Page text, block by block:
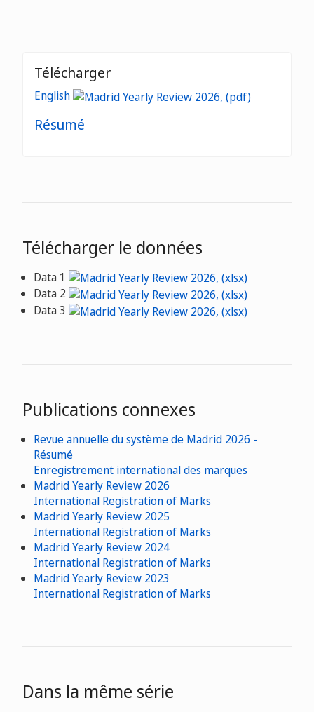
Télécharger
English
Résumé
Télécharger le données
Data 1
Data 2
Data 3
Publications connexes
Revue annuelle du système de Madrid 2026 -
Résumé
Enregistrement international des marques
Madrid Yearly Review 2026
International Registration of Marks
Madrid Yearly Review 2025
International Registration of Marks
Madrid Yearly Review 2024
International Registration of Marks
Madrid Yearly Review 2023
International Registration of Marks
Dans la même série